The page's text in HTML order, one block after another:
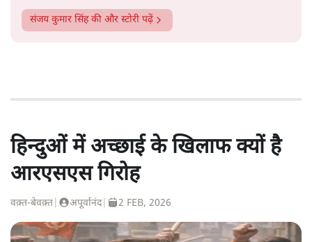
संजय कुमार सिंहकी और स्टोरी पढ़ें
हिन्दुओं में अच्छाई के खिलाफ क्यों है
आरएसएस गिरोह
वक़्त-बेवक़्त अपूर्वानंद| 2 FEB, 2026